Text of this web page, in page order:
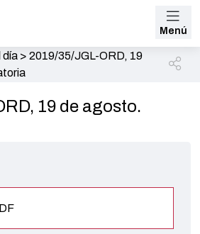
Menú
día> 2019/35/JGL-ORD, 19
19 de agosto.